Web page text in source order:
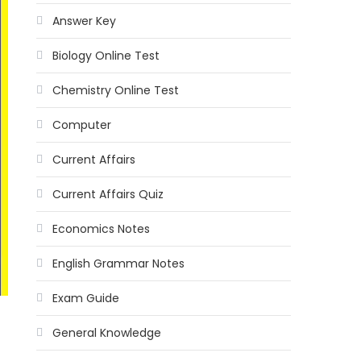
Answer Key
Biology Online Test
Chemistry Online Test
Computer
Current Affairs
Current Affairs Quiz
Economics Notes
English Grammar Notes
Exam Guide
General Knowledge